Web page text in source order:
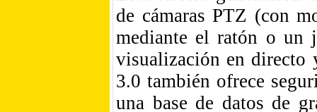
de cámaras PTZ (con
mediante el ratón o un
visualización en directo
3.0 también ofrece
una base de datos de